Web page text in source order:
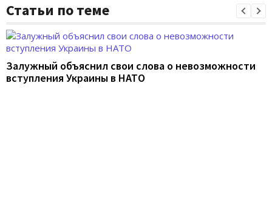
Статьи по теме
Залужный объяснил свои слова о невозможности
вступления Украины в НАТО